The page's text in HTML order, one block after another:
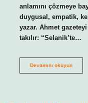
anlamını çözmeye
duygusal, empatik,
yazar. Ahmet gazeteyi
takılır: “Selanik’te…
Devamını okuyunSelanik